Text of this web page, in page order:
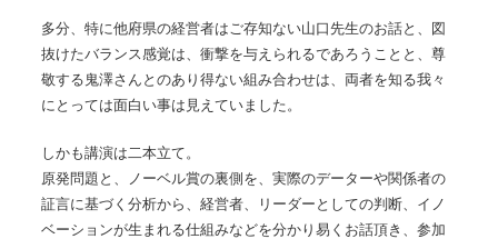
多分、特に他府県の経営者はご存知ない山口先生のお話と、図
抜けたバランス感覚は、衝撃を与えられるであろうことと、尊
敬する鬼澤さんとのあり得ない組み合わせは、両者を知る我々
にとっては面白い事は見えていました。
しかも講演は二本立て。
原発問題と、ノーベル賞の裏側を、実際のデーターや関係者の
証言に基づく分析から、経営者、リーダーとしての判断、イノ
ベーションが生まれる仕組みなどを分かり易くお話頂き、参加